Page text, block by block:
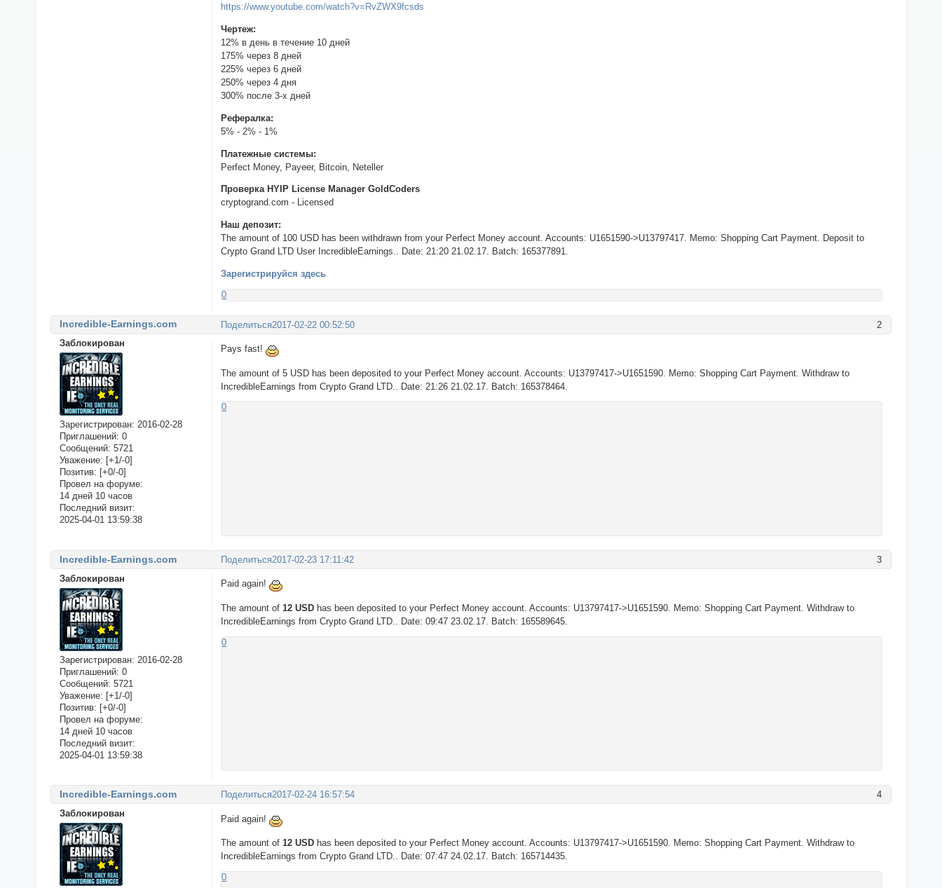
https://www.youtube.com/watch?v=RvZWX9fcsds
Чертеж:
12% в день в течение 10 дней
175% через 8 дней
225% через 6 дней
250% через 4 дня
300% после 3-х дней
Рефералка:
5% - 2% - 1%
Платежные системы:
Perfect Money, Payeer, Bitcoin, Neteller
Проверка HYIP License Manager GoldCoders
cryptogrand.com - Licensed
Наш депозит:
The amount of 100 USD has been withdrawn from your Perfect Money account. Accounts: U1651590->U13797417. Memo: Shopping Cart Payment. Deposit to
Crypto Grand LTD User IncredibleEarnings.. Date: 21:20 21.02.17. Batch: 165377891.
Зарегистрируйся здесь
0
Поделиться 2
2017-02-22 00:52:50
Incredible-Earnings.com
Заблокирован
Зарегистрирован: 2016-02-28
Приглашений: 0
Сообщений: 5721
Уважение: [+1/-0]
Позитив: [+0/-0]
Провел на форуме:
14 дней 10 часов
Последний визит:
2025-04-01 13:59:38
Pays fast!
The amount of 5 USD has been deposited to your Perfect Money account. Accounts: U13797417->U1651590. Memo: Shopping Cart Payment. Withdraw to
IncredibleEarnings from Crypto Grand LTD.. Date: 21:26 21.02.17. Batch: 165378464.
0
Поделиться 3
2017-02-23 17:11:42
Incredible-Earnings.com
Заблокирован
Зарегистрирован: 2016-02-28
Приглашений: 0
Сообщений: 5721
Уважение: [+1/-0]
Позитив: [+0/-0]
Провел на форуме:
14 дней 10 часов
Последний визит:
2025-04-01 13:59:38
Paid again!
The amount of 12 USD has been deposited to your Perfect Money account. Accounts: U13797417->U1651590. Memo: Shopping Cart Payment. Withdraw to
IncredibleEarnings from Crypto Grand LTD.. Date: 09:47 23.02.17. Batch: 165589645.
0
Поделиться 4
2017-02-24 16:57:54
Incredible-Earnings.com
Заблокирован
Paid again!
The amount of12 USD has been deposited to your Perfect Money account. Accounts: U13797417->U1651590. Memo: Shopping Cart Payment. Withdraw to
IncredibleEarnings from Crypto Grand LTD.. Date: 07:47 24.02.17. Batch: 165714435.
0